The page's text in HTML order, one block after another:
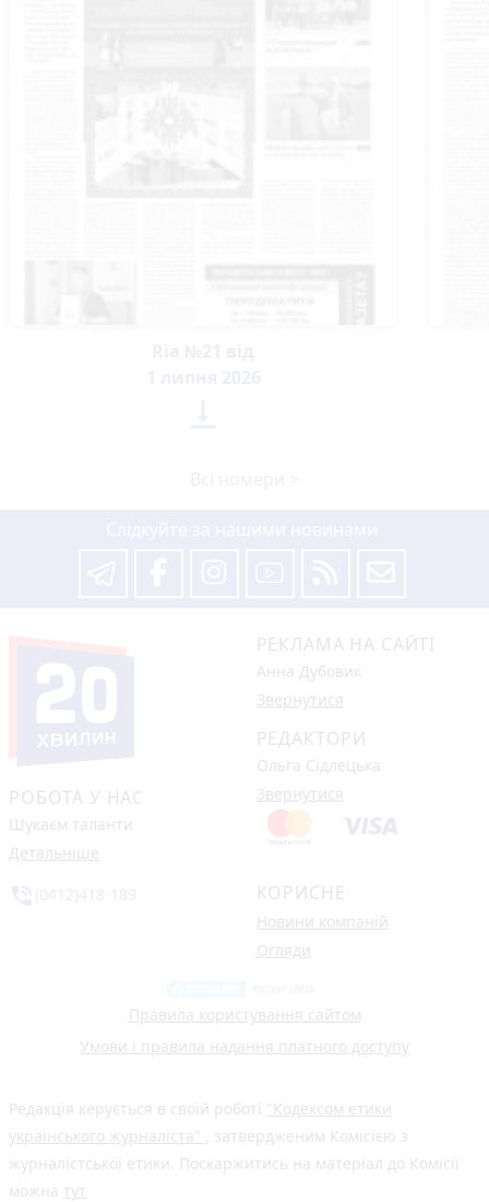
РОБОТА У НАС
Шукаєм таланти
Детальніше
РЕКЛАМА НА САЙТІ
Анна Дубовик
Звернутися
РЕДАКТОРИ
Ольга Сідлецька
Звернутися
КОРИСНЕ
Новини компаній
Огляди
Правила користування сайтом
Умови і правила надання платного доступу
Редакція керується в своїй роботі "Кодексом етики
українського журналіста" , затвердженим Комісією з
журналістської етики. Поскаржитись на матеріал до Комісії
можна тут